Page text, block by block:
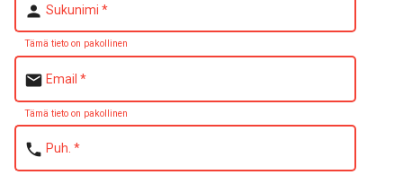
person Sukunimi *
Tämä tieto on pakollinen
email Email *
Tämä tieto on pakollinen
phone Puh. *